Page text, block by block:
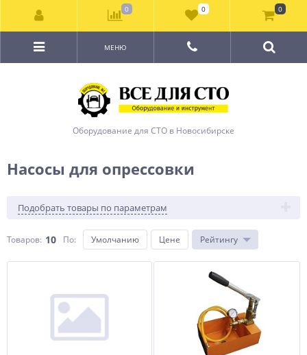
Оборудование для СТО в Новосибирске
МЕНЮ
Насосы для опрессовки
Подобрать товары по параметрам
Товаров: 10 По: Умолчанию Цене Рейтингу
0 0 0